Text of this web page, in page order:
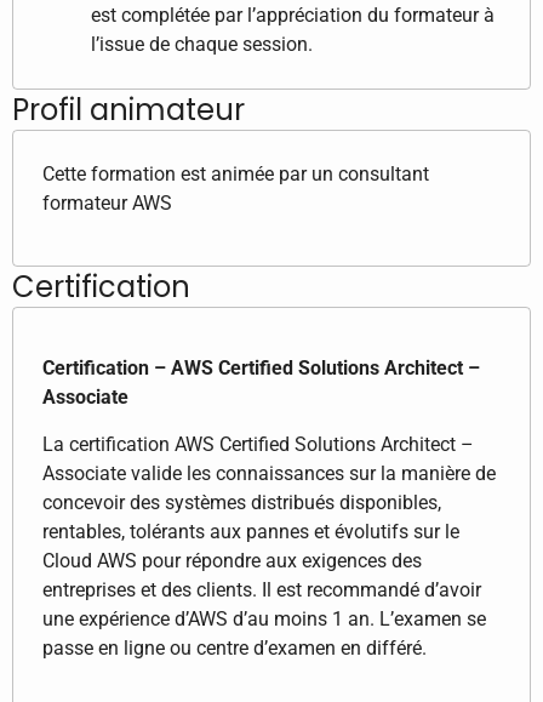
est complétée par l’appréciation du formateur à
l’issue de chaque session.
Profil animateur
Cette formation est animée par un consultant
formateur AWS
Certification
Certification – AWS Certified Solutions Architect –
Associate
La certification AWS Certified Solutions Architect –
Associate valide les connaissances sur la manière de
concevoir des systèmes distribués disponibles,
rentables, tolérants aux pannes et évolutifs sur le
Cloud AWS pour répondre aux exigences des
entreprises et des clients. Il est recommandé d’avoir
une expérience d’AWS d’au moins 1 an. L’examen se
passe en ligne ou centre d’examen en différé.